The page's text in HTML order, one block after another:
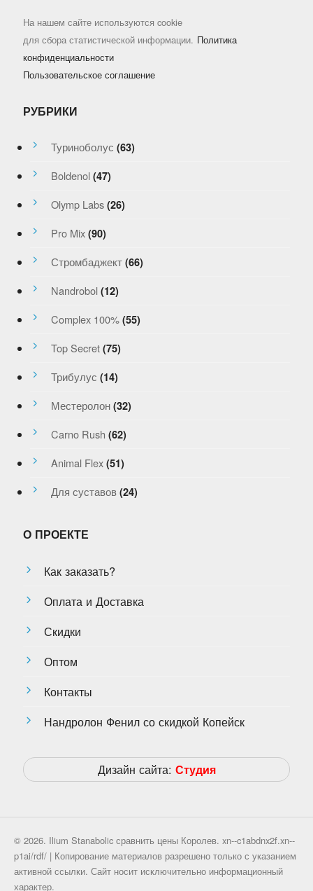
На нашем сайте используются cookie
для сбора статистической информации. Политика
конфиденциальности
Пользовательское соглашение
РУБРИКИ
Туриноболус (63)
Boldenol (47)
Olymp Labs (26)
Pro Mix (90)
Стромбаджект (66)
Nandrobol (12)
Complex 100% (55)
Top Secret (75)
Трибулус (14)
Местеролон (32)
Carno Rush (62)
Animal Flex (51)
Для суставов (24)
О ПРОЕКТЕ
Как заказать?
Оплата и Доставка
Скидки
Оптом
Контакты
Нандролон Фенил со скидкой Копейск
Дизайн сайта: Студия
© 2026. Ilium Stanabolic сравнить цены Королев. xn--c1abdnx2f.xn--
p1ai/rdf/ | Копирование материалов разрешено только с указанием
активной ссылки. Сайт носит исключительно информационный
характер.